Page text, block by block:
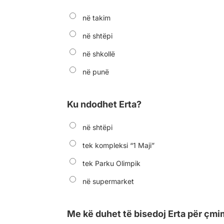
në takim
në shtëpi
në shkollë
në punë
Ku ndodhet Erta?
në shtëpi
tek kompleksi “1 Maji”
tek Parku Olimpik
në supermarket
Me kë duhet të bisedoj Erta për